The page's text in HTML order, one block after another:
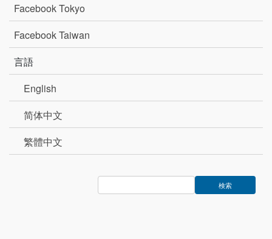
Facebook Tokyo
Facebook Taiwan
言語
English
简体中文
繁體中文